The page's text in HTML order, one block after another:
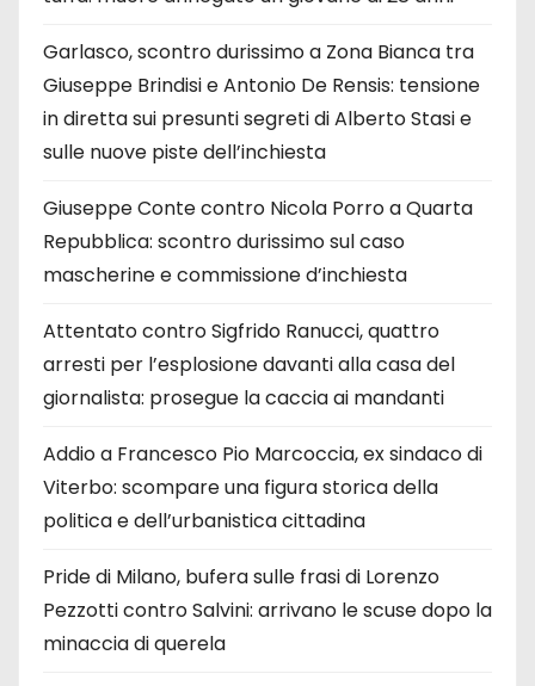
Garlasco, scontro durissimo a Zona Bianca tra
Giuseppe Brindisi e Antonio De Rensis: tensione
in diretta sui presunti segreti di Alberto Stasi e
sulle nuove piste dell’inchiesta
Giuseppe Conte contro Nicola Porro a Quarta
Repubblica: scontro durissimo sul caso
mascherine e commissione d’inchiesta
Attentato contro Sigfrido Ranucci, quattro
arresti per l’esplosione davanti alla casa del
giornalista: prosegue la caccia ai mandanti
Addio a Francesco Pio Marcoccia, ex sindaco di
Viterbo: scompare una figura storica della
politica e dell’urbanistica cittadina
Pride di Milano, bufera sulle frasi di Lorenzo
Pezzotti contro Salvini: arrivano le scuse dopo la
minaccia di querela